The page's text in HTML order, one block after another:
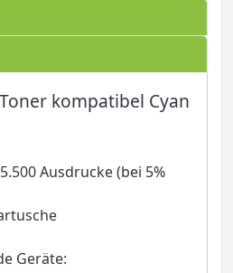
kompatibel Cyan
Ausdrucke (bei 5%
Geräte: